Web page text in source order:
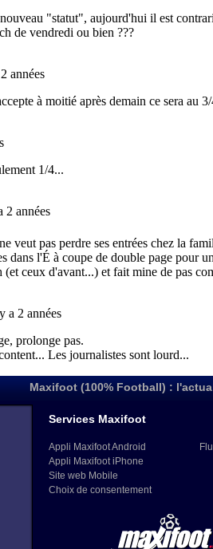
Maxifoot (100% Football) :
Services Maxifoot
Appli Maxifoot Android
Appli Maxifoot iPhone
Site web Mobile
Choix de consentement